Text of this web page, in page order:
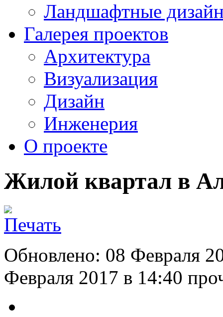
Ландшафтные
Галерея проектов
Архитектура
Визуализация
Дизайн
Инженерия
О проекте
Жилой квартал в
Обновлено: 08 Февраля
Февраля 2017 в 14:40